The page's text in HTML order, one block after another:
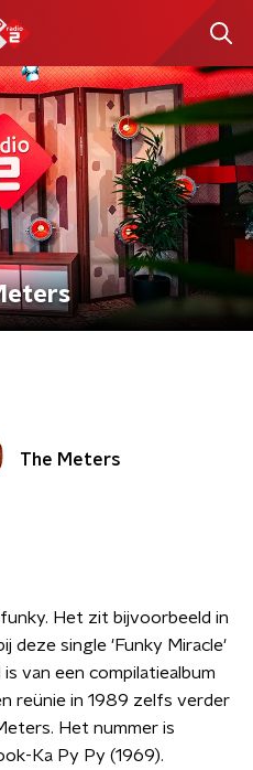
The Meters
Het zit bijvoorbeeld in
deze single 'Funky Miracle'
van een compilatiealbum
reünie in 1989 zelfs verder
Het nummer is
Ka Py Py (1969).